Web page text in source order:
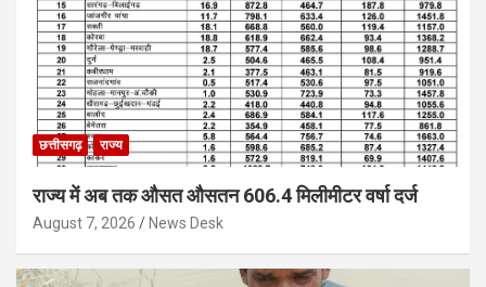
छत्तीसगढ़ राज्य
राज्य में अब तक औसत औसतन 606.4 मिलीमीटर वर्षा दर्ज
August 7, 2026 News Desk